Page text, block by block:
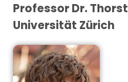
Professor Dr.
Universität Zürich